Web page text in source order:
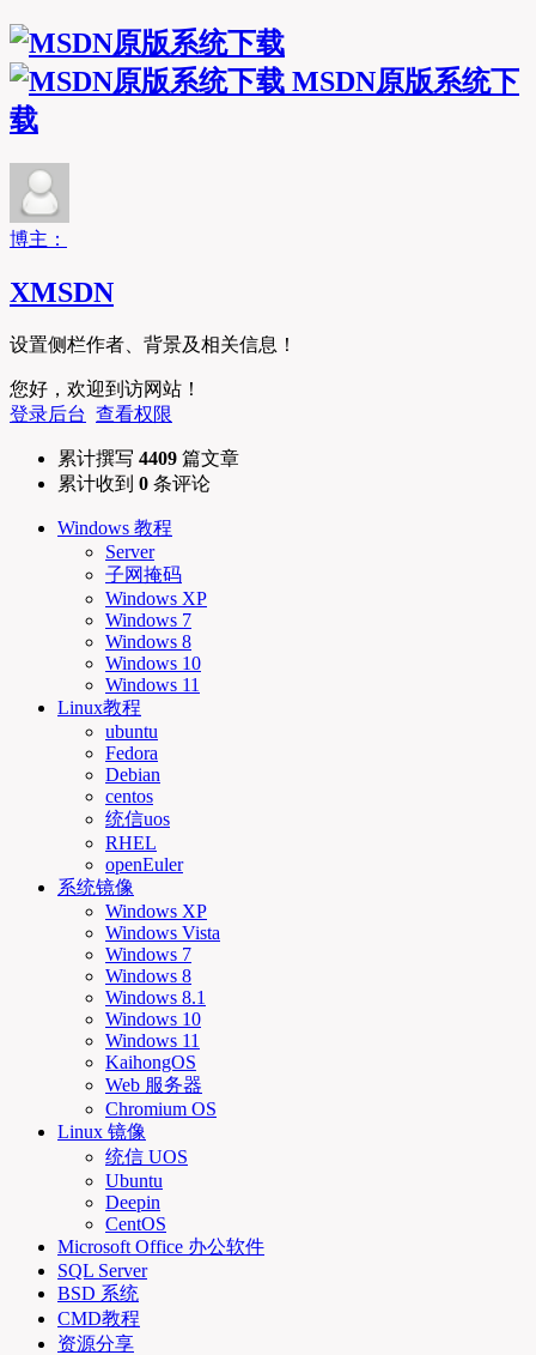
MSDN原版系统下
载
博主：
XMSDN
设置侧栏作者、背景及相关信息！
您好，欢迎到访网站！
登录后台 查看权限
累计撰写 4409 篇文章
累计收到 0 条评论
Windows 教程
Server
子网掩码
Windows XP
Windows 7
Windows 8
Windows 10
Windows 11
Linux教程
ubuntu
Fedora
Debian
centos
统信uos
RHEL
openEuler
系统镜像
Windows XP
Windows Vista
Windows 7
Windows 8
Windows 8.1
Windows 10
Windows 11
KaihongOS
Web 服务器
Chromium OS
Linux 镜像
统信 UOS
Ubuntu
Deepin
CentOS
Microsoft Office 办公软件
SQL Server
BSD 系统
CMD教程
资源分享